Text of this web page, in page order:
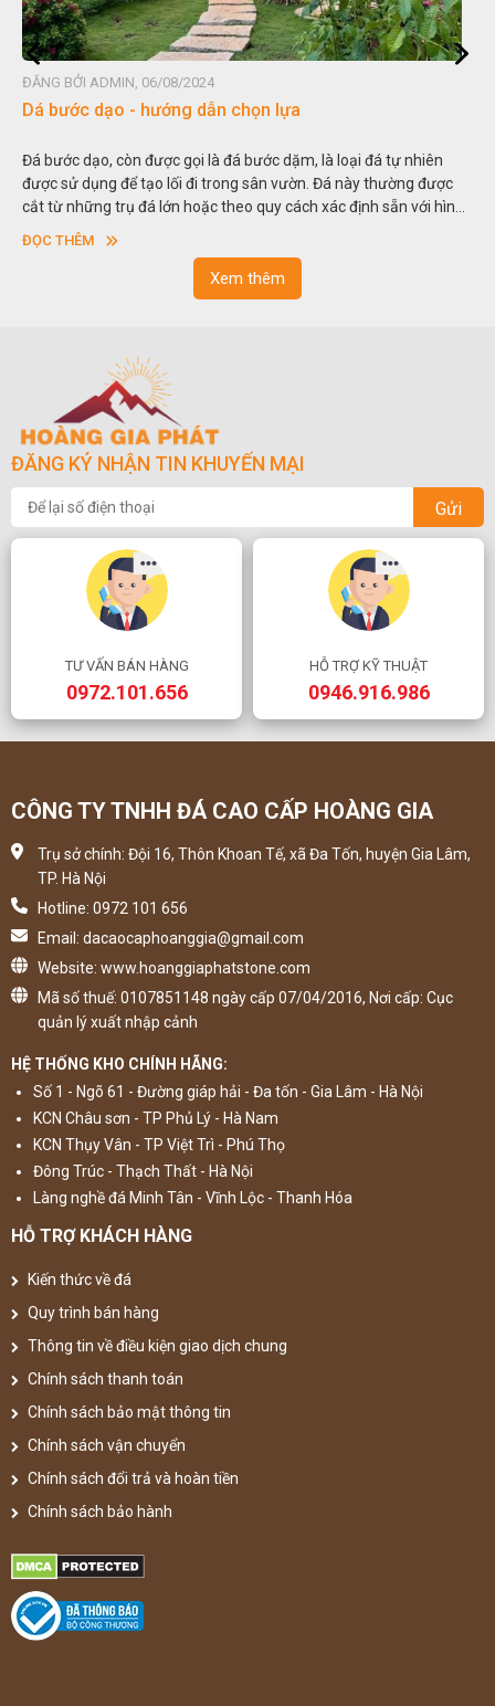
ĐĂNG BỞI ADMIN, 06/08/2024
Dá bước dạo - hướng dẫn chọn lựa
Đá bước dạo, còn được gọi là đá bước dặm, là loại đá tự nhiên
được sử dụng để tạo lối đi trong sân vườn. Đá này thường được
cắt từ những trụ đá lớn hoặc theo quy cách xác định sẵn với hình
vuông hoặc hình chữ nhật và có độ dày khác nhau.
ĐỌC THÊM
Xem thêm
ĐĂNG KÝ NHẬN TIN KHUYẾN MẠI
Gửi
TƯ VẤN BÁN HÀNG
0972.101.656
HỖ TRỢ KỸ THUẬT
0946.916.986
CÔNG TY TNHH ĐÁ CAO CẤP HOÀNG GIA
Trụ sở chính: Đội 16, Thôn Khoan Tế, xã Đa Tốn, huyện Gia Lâm,
TP. Hà Nội
Hotline: 0972 101 656
Email: dacaocaphoanggia@gmail.com
Website: www.hoanggiaphatstone.com
Mã số thuế: 0107851148 ngày cấp 07/04/2016, Nơi cấp: Cục
quản lý xuất nhập cảnh
HỆ THỐNG KHO CHÍNH HÃNG:
Số 1 - Ngõ 61 - Đường giáp hải - Đa tốn - Gia Lâm - Hà Nội
KCN Châu sơn - TP Phủ Lý - Hà Nam
KCN Thụy Vân - TP Việt Trì - Phú Thọ
Đông Trúc - Thạch Thất - Hà Nội
Làng nghề đá Minh Tân - Vĩnh Lộc - Thanh Hóa
HỖ TRỢ KHÁCH HÀNG
Kiến thức về đá
Quy trình bán hàng
Thông tin về điều kiện giao dịch chung
Chính sách thanh toán
Chính sách bảo mật thông tin
Chính sách vận chuyển
Chính sách đổi trả và hoàn tiền
Chính sách bảo hành